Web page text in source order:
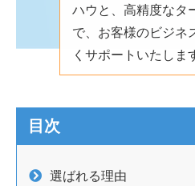
ハウと、高精度なタ
で、お客様のビジネ
くサポートいたしま
目次
選ばれる理由